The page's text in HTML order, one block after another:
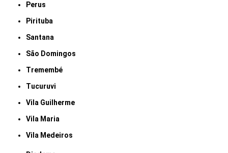
Perus
Pirituba
Santana
São Domingos
Tremembé
Tucuruvi
Vila Guilherme
Vila Maria
Vila Medeiros